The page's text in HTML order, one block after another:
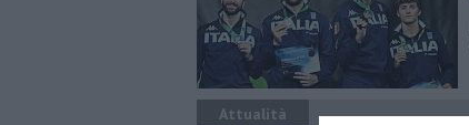
Attualità